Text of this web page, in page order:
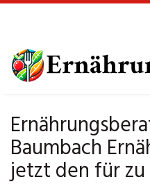
main
content
Baumbach
jetzt den für zu